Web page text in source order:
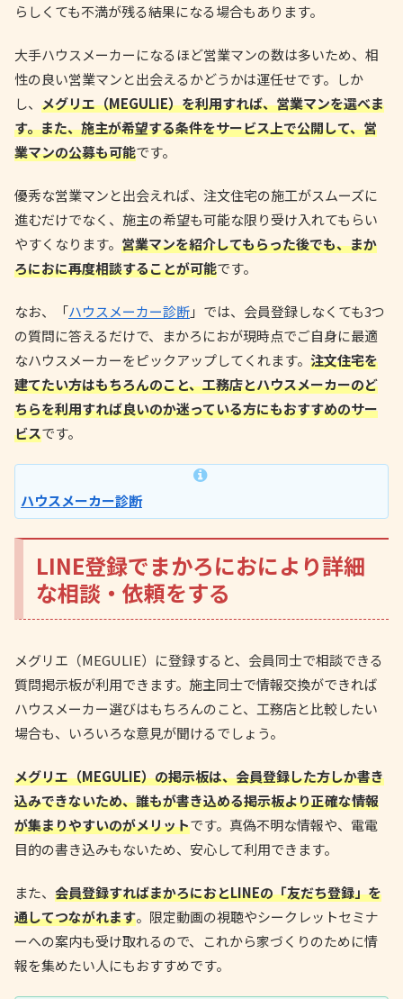
らしくても不満が残る結果になる場合もあります。
大手ハウスメーカーになるほど営業マンの数は多いため、相
性の良い営業マンと出会えるかどうかは運任せです。しか
し、 メグリエ（MEGULIE）を利用すれば、営業マンを選べま
す。また、施主が希望する条件をサービス上で公開して、営
業マンの公募も可能です。
優秀な営業マンと出会えれば、注文住宅の施工がスムーズに
進むだけでなく、施主の希望も可能な限り受け入れてもらい
やすくなります。 営業マンを紹介してもらった後でも、まか
ろにおに再度相談することが可能です。
なお、「ハウスメーカー診断」では、会員登録しなくても3つ
の質問に答えるだけで、まかろにおが現時点でご自身に最適
なハウスメーカーをピックアップしてくれます。 注文住宅を
建てたい方はもちろんのこと、工務店とハウスメーカーのど
ちらを利用すれば良いのか迷っている方にもおすすめのサー
ビスです。
ハウスメーカー診断
LINE登録でまかろにおにより詳細
な相談・依頼をする
メグリエ（MEGULIE）に登録すると、会員同士で相談できる
質問掲示板が利用できます。施主同士で情報交換ができれば
ハウスメーカー選びはもちろんのこと、工務店と比較したい
場合も、いろいろな意見が聞けるでしょう。
メグリエ（MEGULIE）の掲示板は、会員登録した方しか書き
込みできないため、誰もが書き込める掲示板より正確な情報
が集まりやすいのがメリットです。真偽不明な情報や、電電
目的の書き込みもないため、安心して利用できます。
また、 会員登録すればまかろにおとLINEの「友だち登録」を
通してつながれます。限定動画の視聴やシークレットセミナ
ーへの案内も受け取れるので、これから家づくりのために情
報を集めたい人にもおすすめです。